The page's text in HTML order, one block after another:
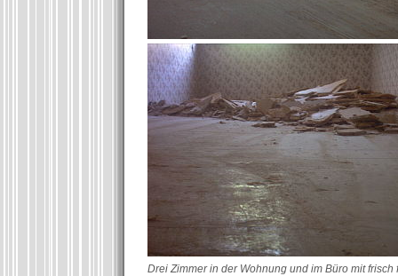
Drei Zimmer in der Wohnung und im Büro mit frisch